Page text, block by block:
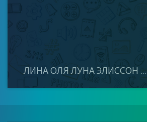
ЛИНА ОЛЯ ЛУНА ЭЛИССОН ...